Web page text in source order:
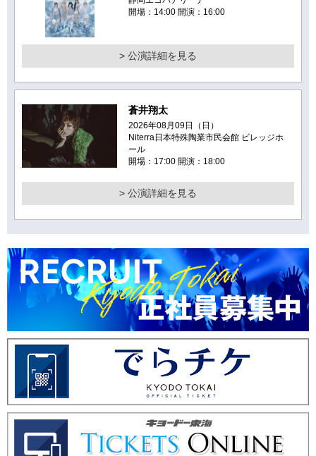
開場：14:00 開演：16:00
> 公演詳細を見る
蒼井翔太
2026年08月09日（日）
Niterra日本特殊陶業市民会館 ビレッジホ
ール
開場：17:00 開演：18:00
> 公演詳細を見る